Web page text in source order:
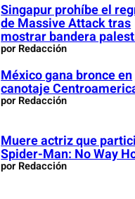
Singapur prohíbe el
de Massive Attack tras
mostrar bandera
por Redacción
México gana bronce en
canotaje
por Redacción
Muere actriz que
Spider-Man: No Way
por Redacción